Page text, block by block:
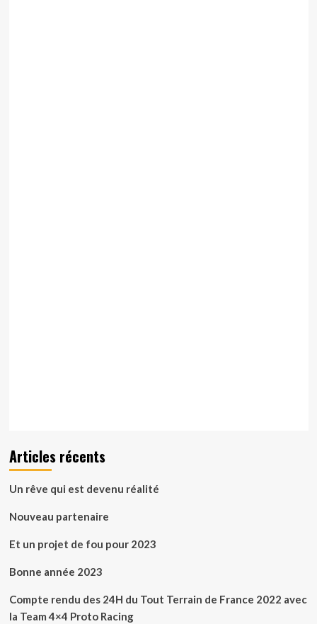
Articles récents
Un rêve qui est devenu réalité
Nouveau partenaire
Et un projet de fou pour 2023
Bonne année 2023
Compte rendu des 24H du Tout Terrain de France 2022 avec
la Team 4×4 Proto Racing